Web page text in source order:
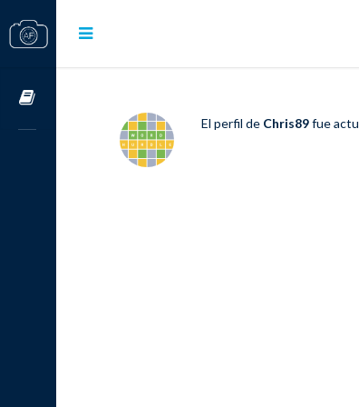
El perfil de Chris89fue